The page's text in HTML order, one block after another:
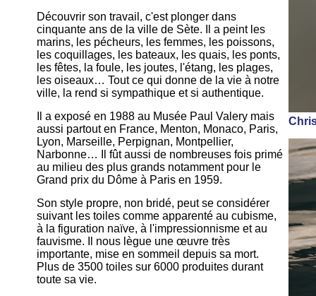
Découvrir son travail, c'est plonger dans
cinquante ans de la ville de Sète. Il a peint les
marins, les pécheurs, les femmes, les poissons,
les coquillages, les bateaux, les quais, les ponts,
les fêtes, la foule, les joutes, l'étang, les plages,
les oiseaux… Tout ce qui donne de la vie à notre
ville, la rend si sympathique et si authentique.
Il a exposé en 1988 au Musée Paul Valery mais
aussi partout en France, Menton, Monaco, Paris,
Lyon, Marseille, Perpignan, Montpellier,
Narbonne… Il fût aussi de nombreuses fois primé
au milieu des plus grands notamment pour le
Grand prix du Dôme à Paris en 1959.
Son style propre, non bridé, peut se considérer
suivant les toiles comme apparenté au cubisme,
à la figuration naïve, à l'impressionnisme et au
fauvisme. Il nous lègue une œuvre très
importante, mise en sommeil depuis sa mort.
Plus de 3500 toiles sur 6000 produites durant
toute sa vie.